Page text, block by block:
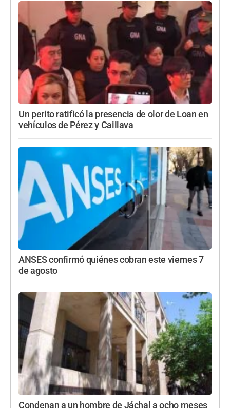
Un perito ratificó la presencia de olor de Loan en
vehículos de Pérez y Caillava
ANSES confirmó quiénes cobran este viernes 7
de agosto
Condenan a un hombre de Jáchal a ocho meses